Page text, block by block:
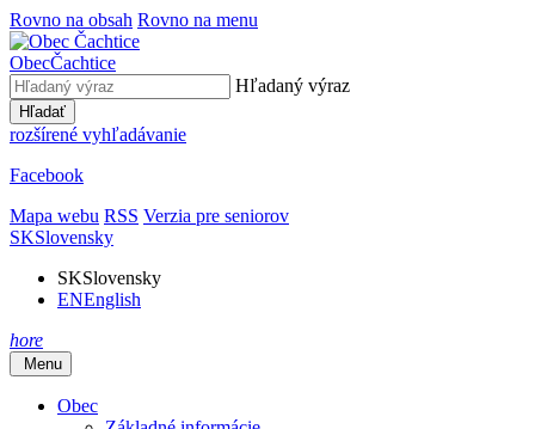
Rovno na obsah Rovno na menu
ObecČachtice
Hľadaný výraz
Hľadať
rozšírené vyhľadávanie
Facebook
Mapa webu RSS Verzia pre seniorov
SKSlovensky
SKSlovensky
ENEnglish
hore
Menu
Obec